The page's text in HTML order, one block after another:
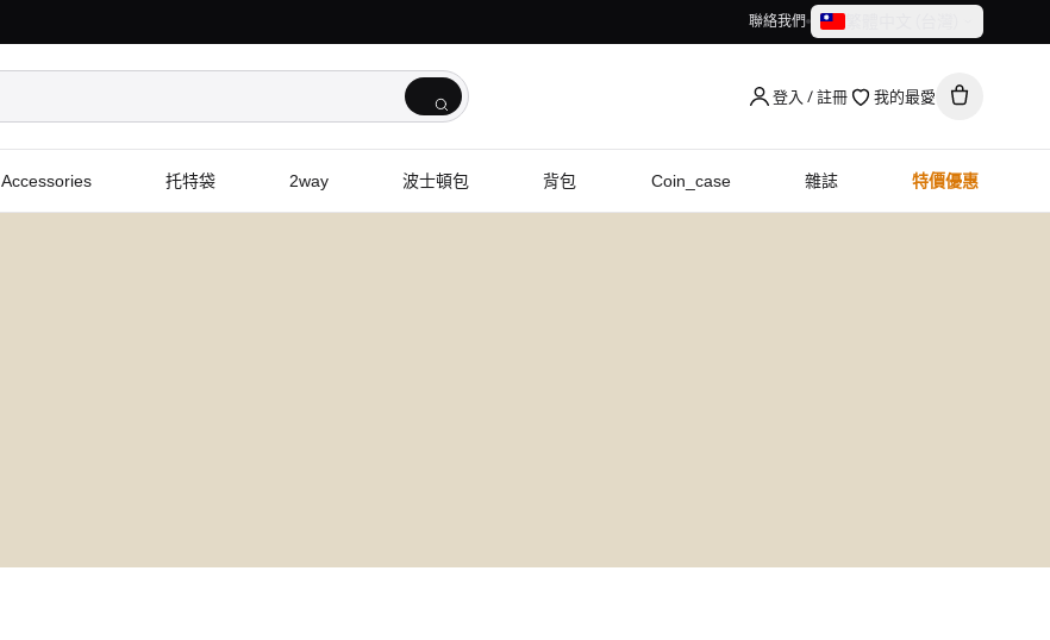
聯絡我們
繁體中文（台灣）
登入 / 註冊 我的最愛
Accessories 托特袋 2way 波士頓包 背包 Coin_case 雜誌 特價優惠